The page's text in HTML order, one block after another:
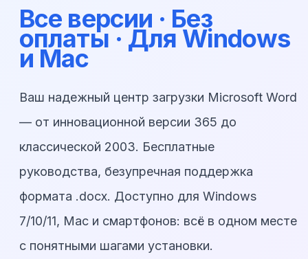
Все версии · Без
оплаты · Для Windows
и Mac
Ваш надежный центр загрузки Microsoft Word
— от инновационной версии 365 до
классической 2003. Бесплатные
руководства, безупречная поддержка
формата .docx. Доступно для Windows
7/10/11, Mac и смартфонов: всё в одном месте
с понятными шагами установки.